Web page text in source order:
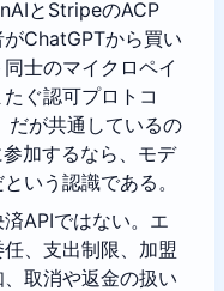
とStripeのACP
ChatGPTから買い
士のマイクロペイ
ぐ認可プロトコ
だが共通しているの
加するなら、モデ
いう認識である。
APIではない。エ
、支出制限、加盟
取消や返金の扱い